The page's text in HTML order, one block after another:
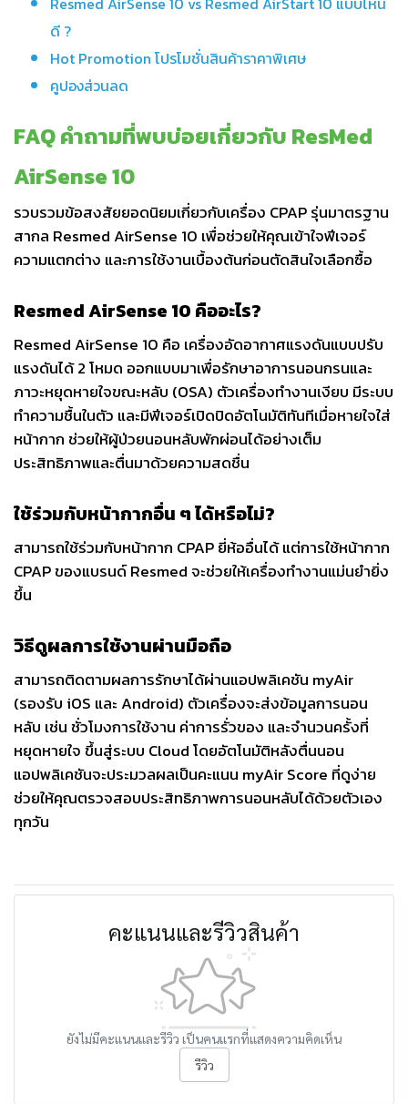
ดี ?
Hot Promotion โปรโมชั่นสินค้าราคาพิเศษ
คูปองส่วนลด
FAQ คำถามที่พบบ่อยเกี่ยวกับ ResMed
AirSense 10
รวบรวมข้อสงสัยยอดนิยมเกี่ยวกับเครื่อง CPAP รุ่นมาตรฐาน
สากล Resmed AirSense 10 เพื่อช่วยให้คุณเข้าใจฟีเจอร์
ความแตกต่าง และการใช้งานเบื้องต้นก่อนตัดสินใจเลือกซื้อ
Resmed AirSense 10 คืออะไร?
Resmed AirSense 10 คือ เครื่องอัดอากาศแรงดันแบบปรับ
แรงดันได้ 2 โหมด ออกแบบมาเพื่อรักษาอาการนอนกรนและ
ภาวะหยุดหายใจขณะหลับ (OSA) ตัวเครื่องทำงานเงียบ มีระบบ
ทำความชื้นในตัว และมีฟีเจอร์เปิดปิดอัตโนมัติทันทีเมื่อหายใจใส่
หน้ากาก ช่วยให้ผู้ป่วยนอนหลับพักผ่อนได้อย่างเต็ม
ประสิทธิภาพและตื่นมาด้วยความสดชื่น
ใช้ร่วมกับหน้ากากอื่น ๆ ได้หรือไม่?
สามารถใช้ร่วมกับหน้ากาก CPAP ยี่ห้ออื่นได้ แต่การใช้หน้ากาก
CPAP ของแบรนด์ Resmed จะช่วยให้เครื่องทำงานแม่นยำยิ่ง
ขึ้น
วิธีดูผลการใช้งานผ่านมือถือ
สามารถติดตามผลการรักษาได้ผ่านแอปพลิเคชัน myAir
(รองรับ iOS และ Android) ตัวเครื่องจะส่งข้อมูลการนอน
หลับ เช่น ชั่วโมงการใช้งาน ค่าการรั่วของ และจำนวนครั้งที่
หยุดหายใจ ขึ้นสู่ระบบ Cloud โดยอัตโนมัติหลังตื่นนอน
แอปพลิเคชันจะประมวลผลเป็นคะแนน myAir Score ที่ดูง่าย
ช่วยให้คุณตรวจสอบประสิทธิภาพการนอนหลับได้ด้วยตัวเอง
ทุกวัน
คะแนนและรีวิวสินค้า
ยังไม่มีคะแนนและรีวิว เป็นคนแรกที่แสดงความคิดเห็น
รีวิว